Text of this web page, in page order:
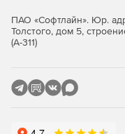
форматов.
Консолидация
оборудование и на
технологии
инфраструктурой и
ПАО «Софтлайн». Юр.
Толстого, дом 5,
(А-311)